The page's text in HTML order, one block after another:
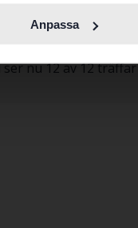
Anpassa
ser nu 12 av 12 träffar